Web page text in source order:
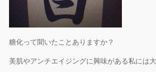
糖化って聞いたことありますか？
美肌やアンチエイジングに興味がある私には